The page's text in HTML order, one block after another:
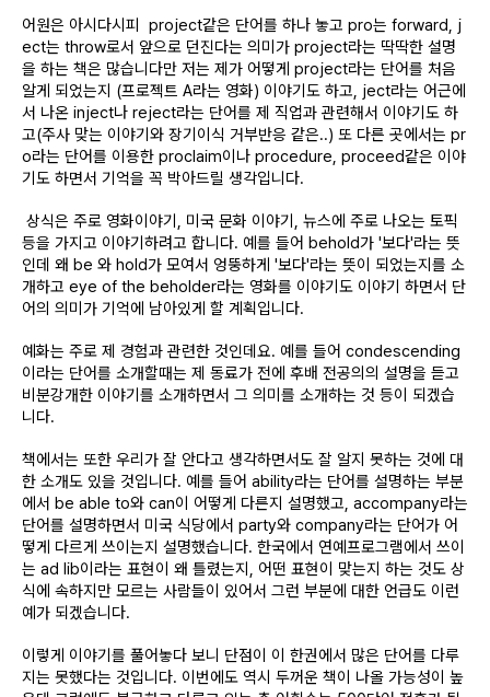
어원은 아시다시피 project같은 단어를 하나 놓고 pro는 forward, j
ect는 throw로서 앞으로 던진다는 의미가 project라는 딱딱한 설명
을 하는 책은 많습니다만 저는 제가 어떻게 project라는 단어를 처음
알게 되었는지 (프로젝트 A라는 영화) 이야기도 하고, ject라는 어근에
서 나온 inject나 reject라는 단어를 제 직업과 관련해서 이야기도 하
고(주사 맞는 이야기와 장기이식 거부반응 같은..) 또 다른 곳에서는 pr
o라는 단어를 이용한 proclaim이나 procedure, proceed같은 이야
기도 하면서 기억을 꼭 박아드릴 생각입니다.
상식은 주로 영화이야기, 미국 문화 이야기, 뉴스에 주로 나오는 토픽
등을 가지고 이야기하려고 합니다. 예를 들어 behold가 '보다'라는 뜻
인데 왜 be 와 hold가 모여서 엉뚱하게 '보다'라는 뜻이 되었는지를 소
개하고 eye of the beholder라는 영화를 이야기도 이야기 하면서 단
어의 의미가 기억에 남아있게 할 계획입니다.
예화는 주로 제 경험과 관련한 것인데요. 예를 들어 condescending
이라는 단어를 소개할때는 제 동료가 전에 후배 전공의의 설명을 듣고
비분강개한 이야기를 소개하면서 그 의미를 소개하는 것 등이 되겠습
니다.
책에서는 또한 우리가 잘 안다고 생각하면서도 잘 알지 못하는 것에 대
한 소개도 있을 것입니다. 예를 들어 ability라는 단어를 설명하는 부분
에서 be able to와 can이 어떻게 다른지 설명했고, accompany라는
단어를 설명하면서 미국 식당에서 party와 company라는 단어가 어
떻게 다르게 쓰이는지 설명했습니다. 한국에서 연예프로그램에서 쓰이
는 ad lib이라는 표현이 왜 틀렸는지, 어떤 표현이 맞는지 하는 것도 상
식에 속하지만 모르는 사람들이 있어서 그런 부분에 대한 언급도 이런
예가 되겠습니다.
이렇게 이야기를 풀어놓다 보니 단점이 이 한권에서 많은 단어를 다루
지는 못했다는 것입니다. 이번에도 역시 두꺼운 책이 나올 가능성이 높